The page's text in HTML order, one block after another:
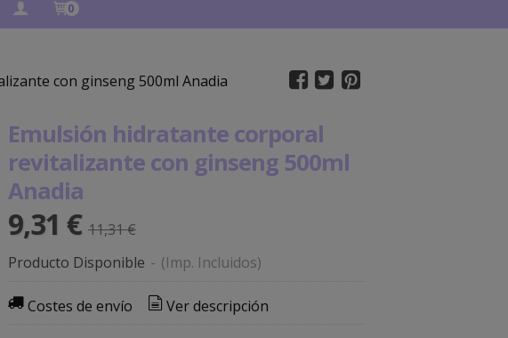
0
con ginseng 500ml Anadia
Emulsión hidratante corporal
revitalizante con ginseng 500ml
Anadia
9,31 € 11,31 €
Producto Disponible - (Imp. Incluidos)
Costes de envío Ver descripción